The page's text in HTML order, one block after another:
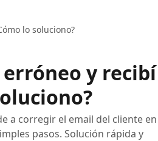
lo soluciono?
y recibí
a corregir el email del cliente en
pasos. Solución rápida y